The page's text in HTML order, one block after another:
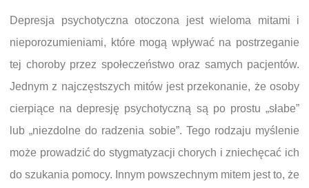
Depresja psychotyczna otoczona jest wieloma mitami i
nieporozumieniami, które mogą wpływać na postrzeganie
tej choroby przez społeczeństwo oraz samych pacjentów.
Jednym z najczęstszych mitów jest przekonanie, że osoby
cierpiące na depresję psychotyczną są po prostu „słabe”
lub „niezdolne do radzenia sobie”. Tego rodzaju myślenie
może prowadzić do stygmatyzacji chorych i zniechęcać ich
do szukania pomocy. Innym powszechnym mitem jest to, że